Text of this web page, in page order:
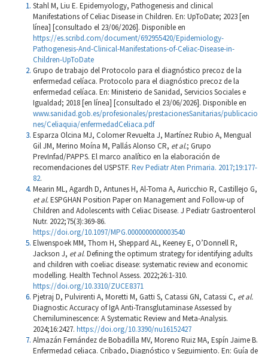
Stahl M, Liu E. Epidemyology, Pathogenesis and clinical
Manifestations of Celiac Disease in Children. En: UpToDate; 2023 [en
línea] [consultado el 23/06/2026]. Disponible en
https://es.scribd.com/document/692955420/Epidemiology-
Pathogenesis-And-Clinical-Manifestations-of-Celiac-Disease-in-
Children-UpToDate
Grupo de trabajo del Protocolo para el diagnóstico precoz de la
enfermedad celíaca. Protocolo para el diagnóstico precoz de la
enfermedad celíaca. En: Ministerio de Sanidad, Servicios Sociales e
Igualdad; 2018 [en línea] [consultado el 23/06/2026]. Disponible en
www.sanidad.gob.es/profesionales/prestacionesSanitarias/publicacio
nes/Celiaquia/enfermedadCeliaca.pdf
Esparza Olcina MJ, Colomer Revuelta J, Martínez Rubio A, Mengual
Gil JM, Merino Moína M, Pallás Alonso CR, et al.; Grupo
PrevInfad/PAPPS. El marco analítico en la elaboración de
recomendaciones del USPSTF. Rev Pediatr Aten Primaria. 2017;19:177-
82.
Mearin ML, Agardh D, Antunes H, Al-Toma A, Auricchio R, Castillejo G,
et al.ESPGHAN Position Paper on Management and Follow-up of
Children and Adolescents with Celiac Disease. J Pediatr Gastroenterol
Nutr. 2022;75(3):369-86.
https://doi.org/10.1097/MPG.0000000000003540
Elwenspoek MM, Thom H, Sheppard AL, Keeney E, O’Donnell R,
Jackson J, et al. Defining the optimum strategy for identifying adults
and children with coeliac disease: systematic review and economic
modelling. Health Technol Assess. 2022;26:1-310.
https://doi.org/10.3310/ZUCE8371
Pjetraj D, Pulvirenti A, Moretti M, Gatti S, Catassi GN, Catassi C, et al.
Diagnostic Accuracy of IgA Anti-Transglutaminase Assessed by
Chemiluminescence: A Systematic Review and Meta-Analysis.
2024;16:2427. https://doi.org/10.3390/nu16152427
Almazán Fernández de Bobadilla MV, Moreno Ruiz MA, Espín Jaime B.
Enfermedad celiaca. Cribado, Diagnóstico y Seguimiento. En: Guía de